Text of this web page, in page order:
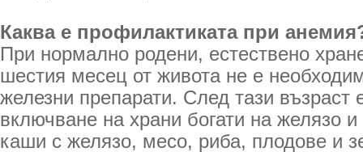
Каква е профилактиката при
При нормално родени, естествено
шестия месец от живота не е
железни препарати. След тази възраст
включване на храни богати на желязо
каши с желязо, месо, риба, плодове и